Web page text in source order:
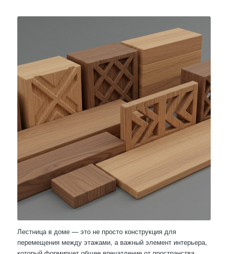
Лестница в доме — это не просто конструкция для
перемещения между этажами, а важный элемент интерьера,